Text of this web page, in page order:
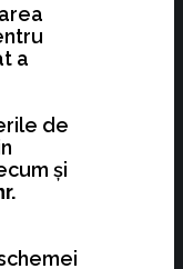
a
de
şi